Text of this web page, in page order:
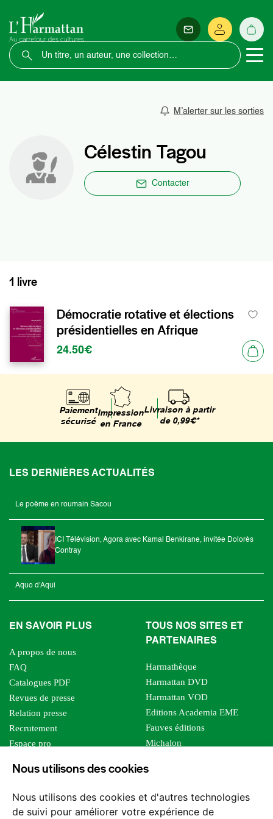
Nous utilisons des cookies
Nous utilisons des cookies et d'autres technologies
de suivi pour améliorer votre expérience de
M’alerter sur les sorties
Célestin Tagou
Contacter
1 livre
Démocratie rotative et élections
présidentielles en Afrique
24.50€
Paiement
sécurisé
Impression
en France
Livraison à partir
de 0,99€*
LES DERNIÈRES ACTUALITÉS
Le poème en roumain Sacou
ICI Télévision, Agora avec Kamal Benkirane, invitée Dolorès
Contray
Aquo d'Aqui
EN SAVOIR PLUS
A propos de nous
FAQ
Catalogues PDF
Revues de presse
Relation presse
Recrutement
Espace pro
Foreign rights
TOUS NOS SITES ET
PARTENAIRES
Harmathèque
Harmattan DVD
Harmattan VOD
Editions Academia EME
Fauves éditions
Michalon
Editions Sutton
Les impliqués